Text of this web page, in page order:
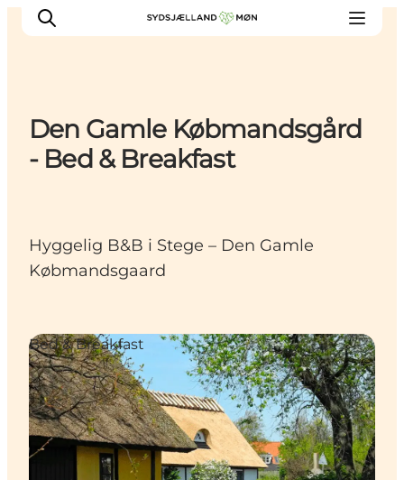
Oplev
Overnat
Planlæg din tur
Den Gamle Købmandsgård
- Bed & Breakfast
Hyggelig B&B i Stege – Den Gamle
Købmandsgaard
Bed & Breakfast